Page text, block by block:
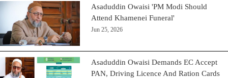
Asaduddin Owaisi 'PM Modi Should
Attend Khamenei Funeral'
Jun 25, 2026
Asaduddin Owaisi Demands EC Accept
PAN, Driving Licence And Ration Cards